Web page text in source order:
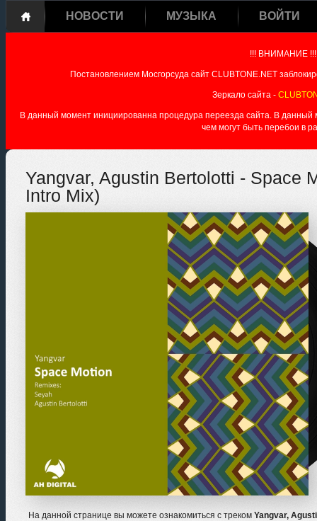
НОВОСТИ МУЗЫКА ВОЙТИ
!!! ВНИМАНИЕ !!!
Постановлением Мосгорсуда сайт CLUBTONE.NET
Зеркало сайта -
В данный момент инициированна процедура переезда сайта. В данный
чем могут быть перебои в
Yangvar, Agustin Bertolotti - Space
Intro Mix)
На данной странице вы можете ознакомиться с треком Yangvar,